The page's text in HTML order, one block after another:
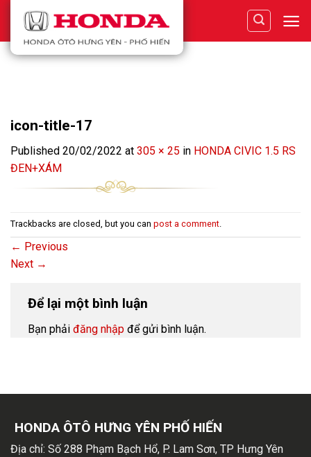
content
icon-title-17
Published 20/02/2022 at 305 × 25 in HONDA CIVIC 1.5 RS
ĐEN+XÁM
Trackbacks are closed, but you can post a comment.
← Previous
Next →
Để lại một bình luận
Bạn phải đăng nhập để gửi bình luận.
HONDA ÔTÔ HƯNG YÊN PHỐ HIẾN
Địa chỉ: Số 288 Phạm Bạch Hổ, P. Lam Sơn, TP Hưng Yên